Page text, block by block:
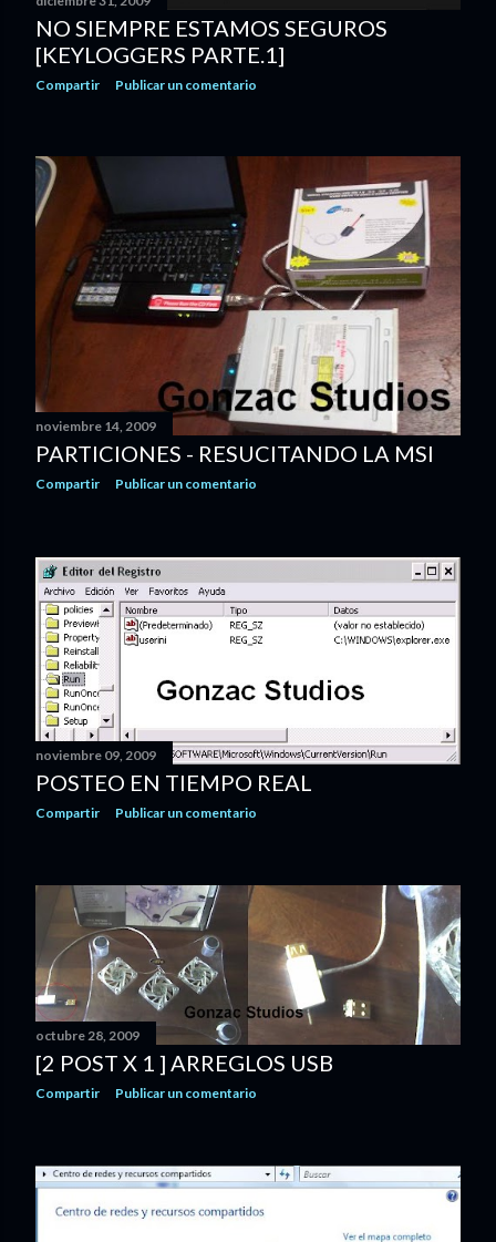
NO SIEMPRE ESTAMOS SEGUROS
[KEYLOGGERS PARTE.1]
Compartir Publicar un comentario
noviembre 14, 2009
PARTICIONES - RESUCITANDO LA MSI
Compartir Publicar un comentario
noviembre 09, 2009
POSTEO EN TIEMPO REAL
Compartir Publicar un comentario
octubre 28, 2009
[2 POST X 1 ] ARREGLOS USB
Compartir Publicar un comentario